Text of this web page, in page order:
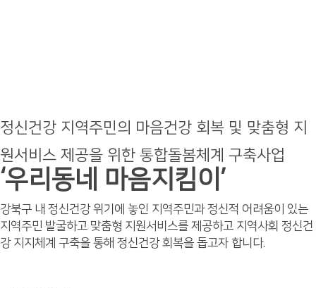
정신건강 지역주민의 마음건강 회복 및 맞춤형 지
원서비스 제공을 위한 통합돌봄체계 구축사업
‘우리동네 마음지킴이’
강북구 내 정신건강 위기에 놓인 지역주민과 정신적 어려움이 있는
지역주민 발굴하고 맞춤형 지원서비스를 제공하고 지역사회 정신건
강 지지체계 구축을 통해 정신건강 회복을 돕고자 합니다.